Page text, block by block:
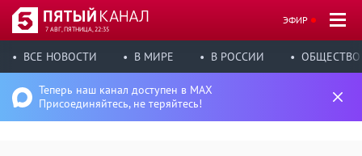
7 АВГ, ПЯТНИЦА, 22:35
ЭФИР
ВСЕ НОВОСТИ В МИРЕ В РОССИИ ОБЩЕСТВО
Теперь наш канал доступен в MAX
Присоединяйтесь, не теряйтесь!